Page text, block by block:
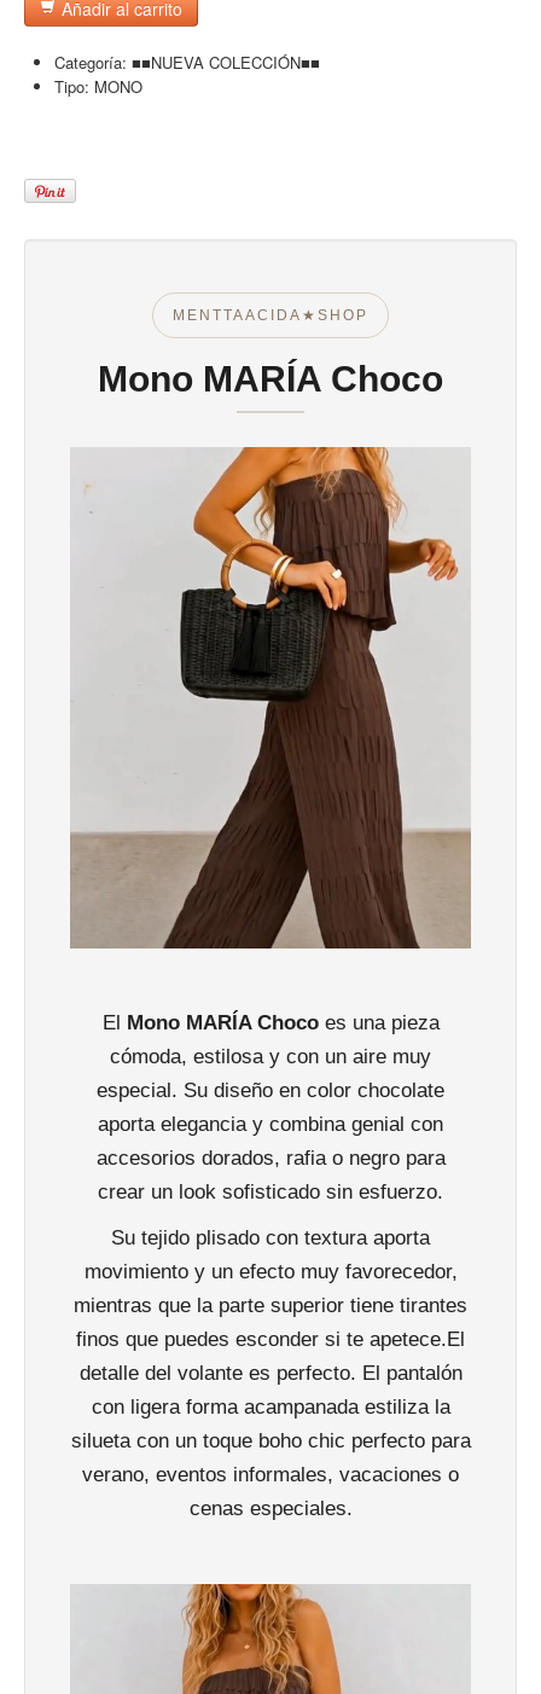
Añadir al carrito
Categoría: ■■NUEVA COLECCIÓN■■
Tipo: MONO
MENTTAACIDA★SHOP
Mono MARÍA Choco
El Mono MARÍA Chocoes una pieza
cómoda, estilosa y con un aire muy
especial. Su diseño en color chocolate
aporta elegancia y combina genial con
accesorios dorados, rafia o negro para
crear un look sofisticado sin esfuerzo.
Su tejido plisado con textura aporta
movimiento y un efecto muy favorecedor,
mientras que la parte superior tiene tirantes
finos que puedes esconder si te apetece.El
detalle del volante es perfecto. El pantalón
con ligera forma acampanada estiliza la
silueta con un toque boho chic perfecto para
verano, eventos informales, vacaciones o
cenas especiales.